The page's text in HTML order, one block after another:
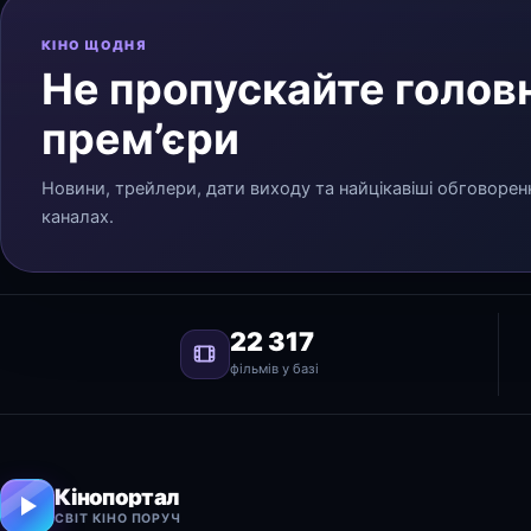
КІНО ЩОДНЯ
Не пропускайте
прем’єри
Новини, трейлери, дати виходу та найцікавіші
каналах.
22 317
фільмів у базі
Кінопортал
СВІТ КІНО ПОРУЧ